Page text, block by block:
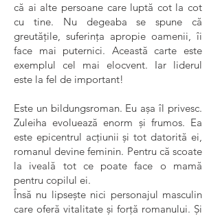
că ai alte persoane care luptă cot la cot
cu tine. Nu degeaba se spune că
greutățile, suferința apropie oamenii, îi
face mai puternici. Această carte este
exemplul cel mai elocvent. Iar liderul
este la fel de important!
Este un bildungsroman. Eu așa îl privesc.
Zuleiha evoluează enorm și frumos. Ea
este epicentrul acțiunii și tot datorită ei,
romanul devine feminin. Pentru că scoate
la iveală tot ce poate face o mamă
pentru copilul ei.
Însă nu lipsește nici personajul masculin
care oferă vitalitate și forță romanului. Și